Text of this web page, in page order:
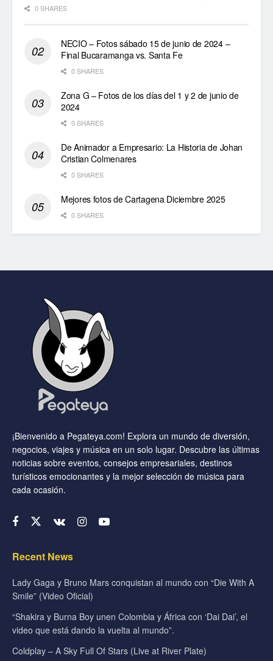
0 SHARES
NECIO – Fotos sábado 15 de junio de 2024 –
Final Bucaramanga vs. Santa Fe
0 SHARES
Zona G – Fotos de los días del 1 y 2 de junio de
2024
0 SHARES
De Animador a Empresario: La Historia de Johan
Cristian Colmenares
0 SHARES
Mejores fotos de Cartagena Diciembre 2025
0 SHARES
¡Bienvenido a Pegateya.com! Explora un mundo de diversión,
negocios, viajes y música en un solo lugar. Descubre las últimas
noticias sobre eventos, consejos empresariales, destinos
turísticos emocionantes y la mejor selección de música para
cada ocasión.
Recent News
Lady Gaga y Bruno Mars conquistan al mundo con “Die With A
Smile” (Video Oficial)
“Shakira y Burna Boy unen Colombia y África con ‘Dai Dai’, el
video que está dando la vuelta al mundo”.
Coldplay – A Sky Full Of Stars (Live at River Plate)